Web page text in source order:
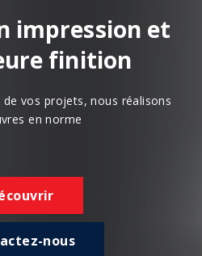
impression et
finition
vos projets, nous réalisons
en norme
nous